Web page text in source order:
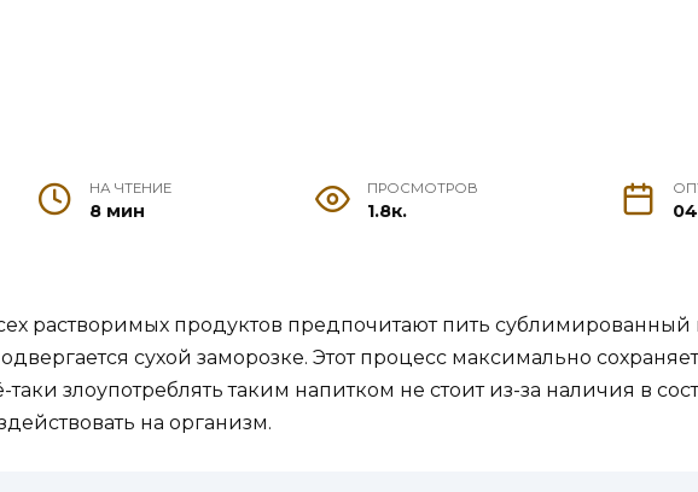
НА ЧТЕНИЕ
8 мин
ПРОСМОТРОВ
1.8к.
растворимых продуктов предпочитают пить
сухой заморозке. Этот процесс максимально
злоупотреблять таким напитком не стоит из-за наличия в
на организм.